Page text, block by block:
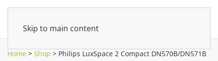
Skip to main content
Home > Shop > Philips LuxSpace 2 Compact DN570B/DN571B